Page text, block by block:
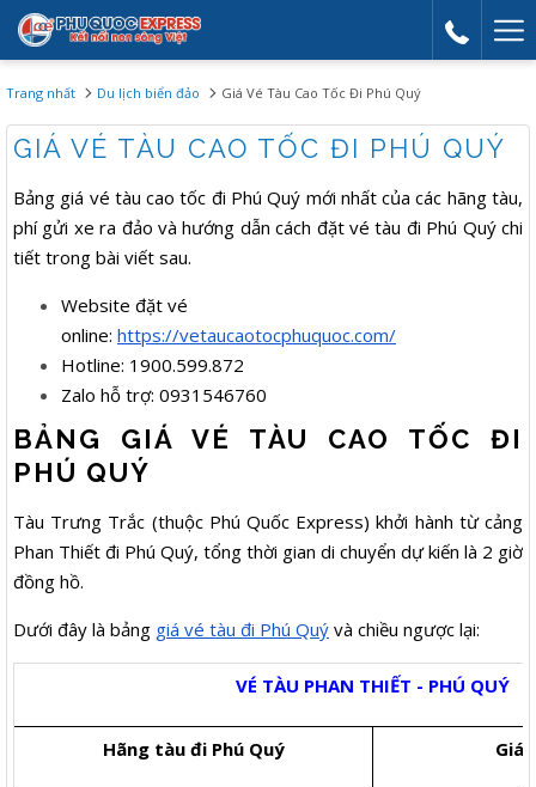
Trang nhất Du lịch biển đảo Giá Vé Tàu Cao Tốc Đi Phú Quý
GIÁ VÉ TÀU CAO TỐC ĐI PHÚ QUÝ
Bảng giá vé tàu cao tốc đi Phú Quý mới nhất của các hãng tàu,
phí gửi xe ra đảo và hướng dẫn cách đặt vé tàu đi Phú Quý chi
tiết trong bài viết sau.
Website đặt vé
online: https://vetaucaotocphuquoc.com/
Hotline: 1900.599.872
Zalo hỗ trợ: 0931546760
BẢNG GIÁ VÉ TÀU CAO TỐC ĐI
PHÚ QUÝ
Tàu Trưng Trắc (thuộc Phú Quốc Express) khởi hành từ cảng
Phan Thiết đi Phú Quý, tổng thời gian di chuyển dự kiến là 2 giờ
đồng hồ.
Dưới đây là bảng giá vé tàu đi Phú Quý và chiều ngược lại:
VÉ TÀU PHAN THIẾT - PHÚ QUÝ
Hãng tàu đi Phú Quý Giá